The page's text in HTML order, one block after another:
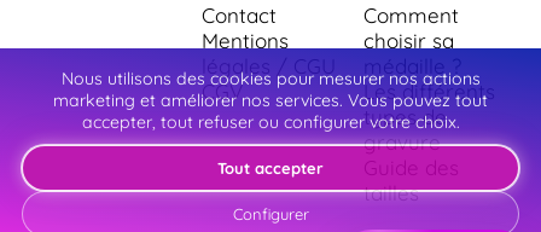
Contact
Mentions
légales / CGU
CGV
Comment
choisir sa
médaille ?
Les différents
types de
gravure
Guide des
tailles
Nous utilisons des cookies pour mesurer nos actions
marketing et améliorer nos services. Vous pouvez tout
accepter, tout refuser ou configurer votre choix.
Tout accepter
Configurer